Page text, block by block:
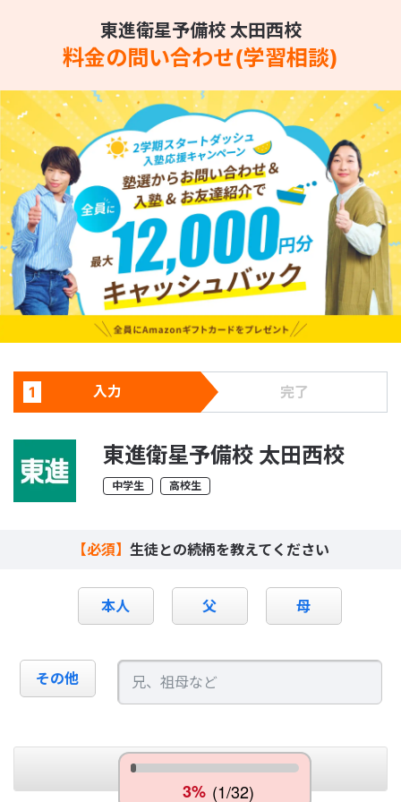
東進衛星予備校 太田西校
料金の問い合わせ(学習相談)
1 入力 完了
東進衛星予備校 太田西校
中学生 高校生
【必須】 生徒との続柄を教えてください
本人 父 母
その他
次へ
3% (1/32)